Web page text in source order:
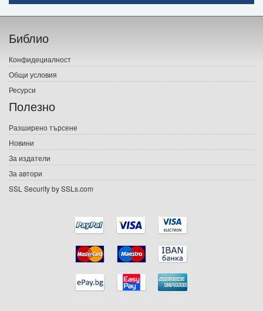
Начало
Печатни книги
Електронни книги
Е-списания
Подаръци
Ваучери
Библио
Конфидециалност
Общи условия
Ресурси
Полезно
Разширено търсене
Новини
За издатели
За автори
SSL Security by SSLs.com